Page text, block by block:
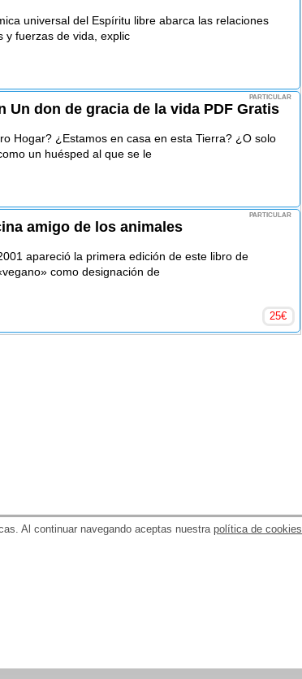
universal del Espíritu libre abarca las relaciones
y fuerzas de vida, explic
PARTICULAR
Un don de gracia de la vida PDF Gratis
Hogar? ¿Estamos en casa en esta Tierra? ¿O solo
un huésped al que se le
PARTICULAR
amigo de los animales
apareció la primera edición de este libro de
como designación de
25€
Al continuar navegando aceptas nuestrapolítica de cookies